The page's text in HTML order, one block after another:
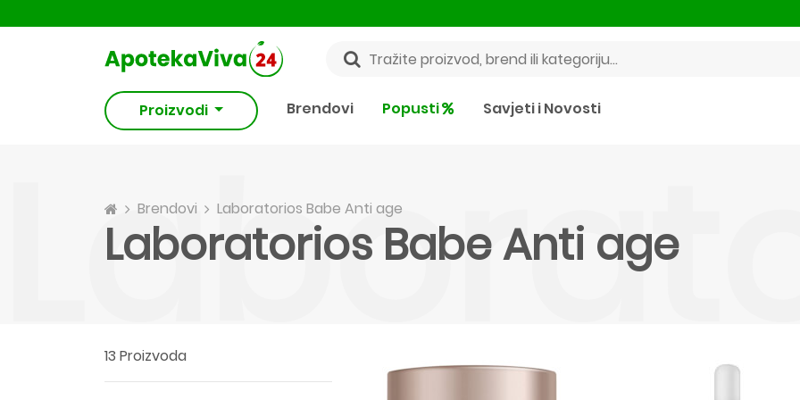
Proizvodi Brendovi Popusti Savjeti i Novosti
Brendovi Laboratorios Babe Anti age
Laboratorios Babe Anti age
13 Proizvoda